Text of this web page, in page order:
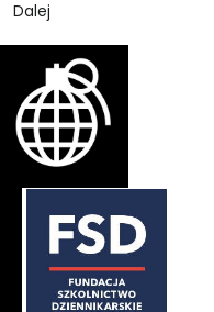
Dalej